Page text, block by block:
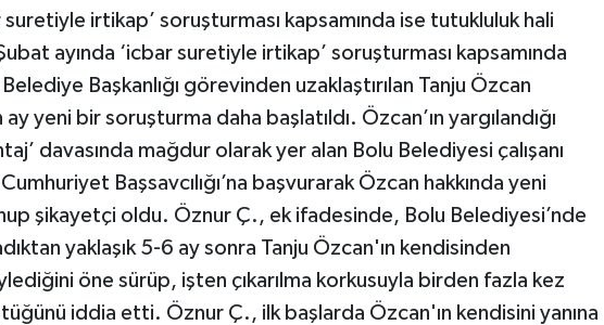
suretiyle irtikap’ soruşturması kapsamında ise tutukluluk hali
ayında ‘icbar suretiyle irtikap’ soruşturması kapsamında
Başkanlığı görevinden uzaklaştırılan Tanju Özcan
ay yeni bir soruşturma daha başlatıldı. Özcan’ın yargılandığı
davasında mağdur olarak yer alan Bolu Belediyesi çalışanı
Başsavcılığı’na başvurarak Özcan hakkında yeni
şikayetçi oldu. Öznur Ç., ek ifadesinde, Bolu Belediyesi’nde
yaklaşık 5-6 ay sonra Tanju Özcan'ın kendisinden
öne sürüp, işten çıkarılma korkusuyla birden fazla kez
iddia etti. Öznur Ç., ilk başlarda Özcan'ın kendisini yanına